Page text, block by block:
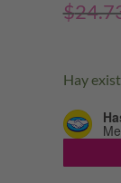
$
Hay